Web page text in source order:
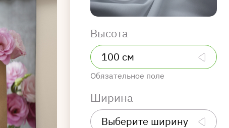
Высота
Обязательное поле
Ширина